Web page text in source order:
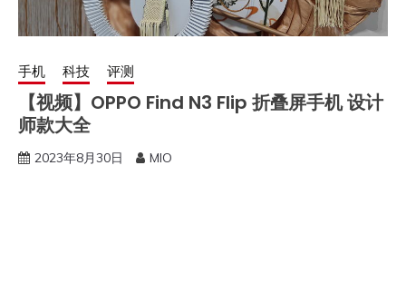
手机 科技 评测
【视频】OPPO Find N3 Flip 折叠屏手机 设计
师款大全
2023年8月30日 MIO